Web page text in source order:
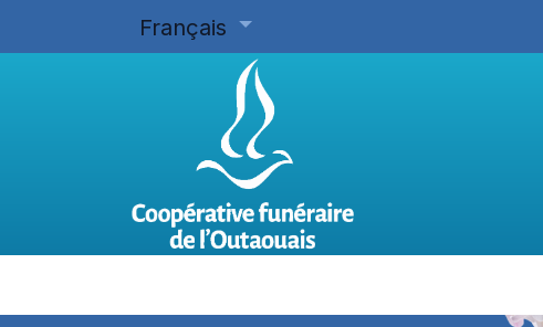
Français